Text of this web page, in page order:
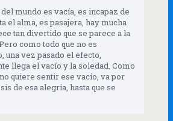
mundo es vacía, es incapaz de
el alma, es pasajera, hay mucha
tan divertido que se parece a la
como todo que no es
una vez pasado el efecto,
llega el vacío y la soledad. Como
quiere sentir ese vacío, va por
de esa alegría, hasta que se